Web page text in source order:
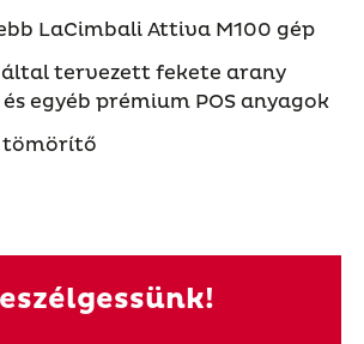
LaCimbali Attiva M100 gép
tervezett fekete arany
és egyéb prémium POS anyagok
tömörítő